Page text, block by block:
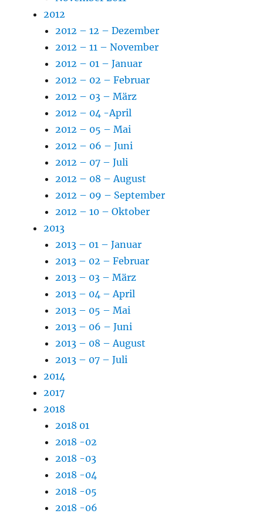
2012
2012 – 12 – Dezember
2012 – 11 – November
2012 – 01 – Januar
2012 – 02 – Februar
2012 – 03 – März
2012 – 04 -April
2012 – 05 – Mai
2012 – 06 – Juni
2012 – 07 – Juli
2012 – 08 – August
2012 – 09 – September
2012 – 10 – Oktober
2013
2013 – 01 – Januar
2013 – 02 – Februar
2013 – 03 – März
2013 – 04 – April
2013 – 05 – Mai
2013 – 06 – Juni
2013 – 08 – August
2013 – 07 – Juli
2014
2017
2018
2018 01
2018 -02
2018 -03
2018 -04
2018 -05
2018 -06